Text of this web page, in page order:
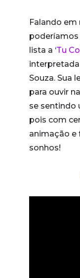
Falando em
poderíamos
lista a ‘Tu
Souza. Sua
para ouvir
se sentindo
pois com
animação e
sonhos!